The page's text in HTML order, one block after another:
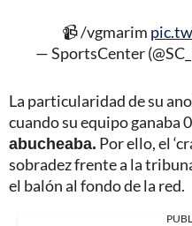
📹 /vgmarim
— SportsCenter
La particularidad de su
cuando su equipo ganaba
abucheaba. Por ello, el
sobradez frente a la
el balón al fondo de la red.